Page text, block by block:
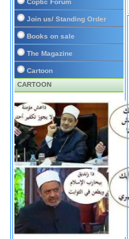
Coptic Forum
Join us/ Standing Order
Books on sale
The Magazine
Cartoon
CARTOON